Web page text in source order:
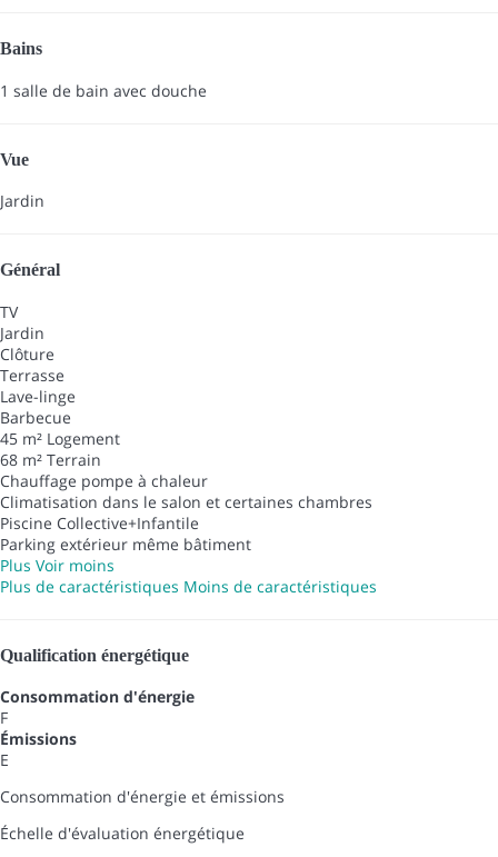
Bains
1 salle de bain avec douche
Vue
Jardin
Général
TV
Jardin
Clôture
Terrasse
Lave-linge
Barbecue
45 m² Logement
68 m² Terrain
Chauffage pompe à chaleur
Climatisation dans le salon et certaines chambres
Piscine Collective+Infantile
Parking extérieur même bâtiment
Plus Voir moins
Plus de caractéristiques Moins de caractéristiques
Qualification énergétique
Consommation d'énergie
F
Émissions
E
Consommation d'énergie et émissions
Échelle d'évaluation énergétique